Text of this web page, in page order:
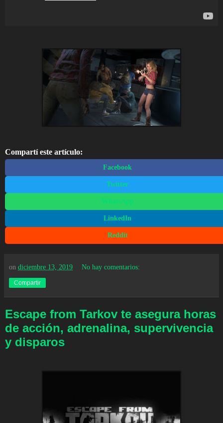
Compartí este artículo:
Facebook
Twitter
WhatsApp
LinkedIn
Reddit
on diciembre 13, 2019 No hay comentarios:
Compartir
Escape from Tarkov te asegura horas
de acción, adrenalina, supervivencia
y disparos